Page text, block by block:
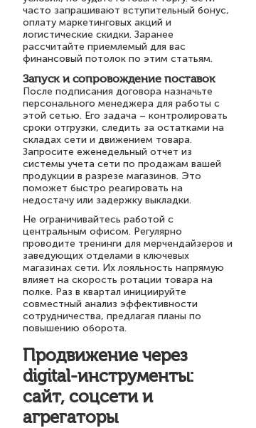
часто запрашивают вступительный бонус,
оплату маркетинговых акций и
логистические скидки. Заранее
рассчитайте приемлемый для вас
финансовый потолок по этим статьям.
Запуск и сопровождение поставок
После подписания договора назначьте
персонального менеджера для работы с
этой сетью. Его задача – контролировать
сроки отгрузки, следить за остатками на
складах сети и движением товара.
Запросите еженедельный отчет из
системы учета сети по продажам вашей
продукции в разрезе магазинов. Это
поможет быстро реагировать на
недостачу или задержку выкладки.
Не ограничивайтесь работой с
центральным офисом. Регулярно
проводите тренинги для мерчендайзеров и
заведующих отделами в ключевых
магазинах сети. Их лояльность напрямую
влияет на скорость ротации товара на
полке. Раз в квартал инициируйте
совместный анализ эффективности
сотрудничества, предлагая планы по
повышению оборота.
Продвижение через
digital-инструменты:
сайт, соцсети и
агрегаторы